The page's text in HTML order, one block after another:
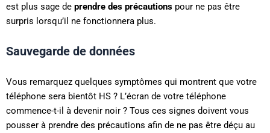
est plus sage de prendre des précautions pour ne pas être
surpris lorsqu’il ne fonctionnera plus.
Sauvegarde de données
Vous remarquez quelques symptômes qui montrent que votre
téléphone sera bientôt HS ? L’écran de votre téléphone
commence-t-il à devenir noir ? Tous ces signes doivent vous
pousser à prendre des précautions afin de ne pas être déçu au